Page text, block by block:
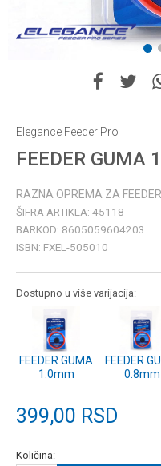
1
Elegance Feeder Pro
FEEDER GUMA
RAZNA OPREMA ZA FEEDER
ŠIFRA ARTIKLA: 45118
BARKOD: 8605059604203
ISBN: FXEL-505010
Dostupno u više varijacija:
FEEDER GUMA
1.0mm
FEEDER
0.8mm
399,00 RSD
Količina: